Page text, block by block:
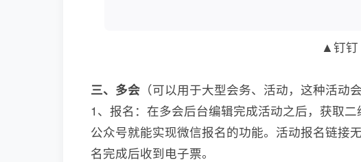
▲钉钉
三、多会 （可以用于大型会务、活动，这种活动
1、报名：在多会后台编辑完成活动之后，获取
公众号就能实现微信报名的功能。活动报名链接
名完成后收到电子票。